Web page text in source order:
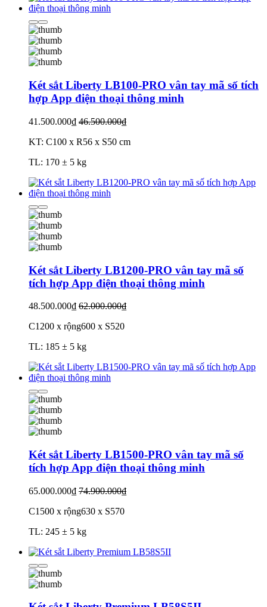
Két sắt Liberty LB100-PRO vân tay mã số tích
hợp App điện thoại thông minh
41.500.000₫ 46.500.000₫
KT: C100 x R56 x S50 cm
TL: 170 ± 5 kg
Két sắt Liberty LB1200-PRO vân tay mã số
tích hợp App điện thoại thông minh
48.500.000₫ 62.000.000₫
C1200 x rộng600 x S520
TL: 185 ± 5 kg
Két sắt Liberty LB1500-PRO vân tay mã số
tích hợp App điện thoại thông minh
65.000.000₫ 74.900.000₫
C1500 x rộng630 x S570
TL: 245 ± 5 kg